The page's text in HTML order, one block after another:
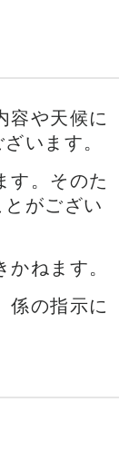
容や天候に
います。
す。そのた
がござい
ねます。
係の指示に